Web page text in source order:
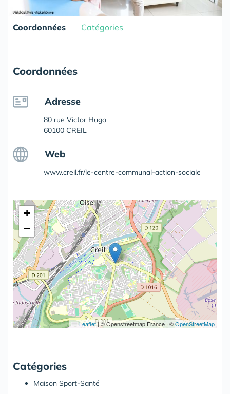
Coordonnées Catégories
Coordonnées
Adresse
80 rue Victor Hugo
60100 CREIL
Web
www.creil.fr/le-centre-communal-action-sociale
+
−
Leaflet|© Openstreetmap France | ©OpenStreetMap
Catégories
Maison Sport-Santé